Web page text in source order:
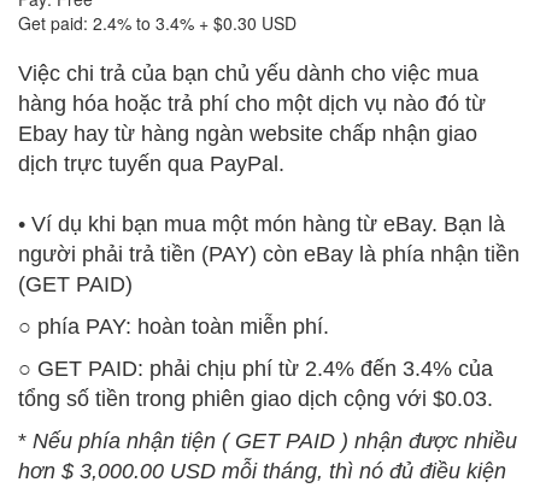
Get paid: 2.4% to 3.4% + $0.30 USD
Việc chi trả của bạn chủ yếu dành cho việc mua
hàng hóa hoặc trả phí cho một dịch vụ nào đó từ
Ebay hay từ hàng ngàn website chấp nhận giao
dịch trực tuyến qua PayPal.
• Ví dụ khi bạn mua một món hàng từ eBay. Bạn là
người phải trả tiền (PAY) còn eBay là phía nhận tiền
(GET PAID)
○ phía PAY: hoàn toàn miễn phí.
○ GET PAID: phải chịu phí từ 2.4% đến 3.4% của
tổng số tiền trong phiên giao dịch cộng với $0.03.
* Nếu phía nhận tiện ( GET PAID ) nhận được nhiều
hơn $ 3,000.00 USD mỗi tháng, thì nó đủ điều kiện